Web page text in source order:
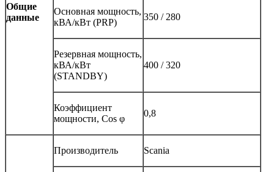
Общие
данные
Основная мощность,
кВА/кВт (PRP)
350 / 280
Резервная мощность,
кВА/кВт
(STANDBY)
400 / 320
Коэффициент
мощности, Сos φ
0,8
Производитель Scania